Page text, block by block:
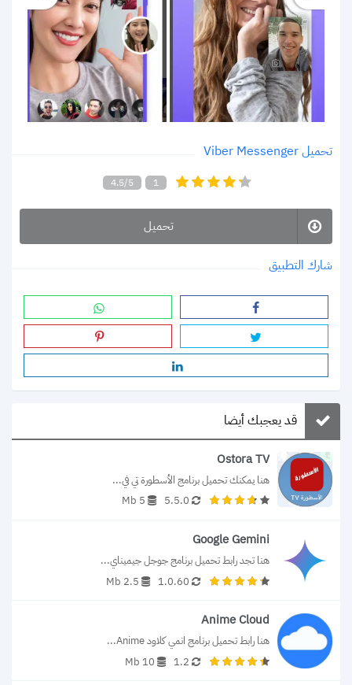
تحميل Viber Messenger
4.5/5 1
تحميل
شارك التطبيق
قد يعجبك أيضا
Ostora TV
هنا يمكنك تحميل برنامج الأسطورة تي في...
5.5.0
5 Mb
Google Gemini
هنا تجد رابط تحميل برنامج جوجل جيميناي...
1.0.60
2.5 Mb
Anime Cloud
هنا رابط تحميل برنامج انمي كلاود Anime...
1.2
10 Mb